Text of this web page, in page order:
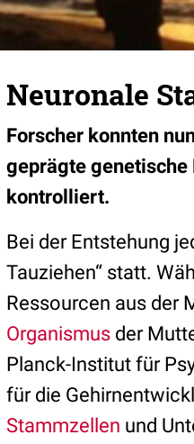
Neuronale
Forscher konnten
geprägte genetische
kontrolliert.
Bei der Entstehung
Tauziehen“ statt.
Ressourcen aus der
Organismus der
Planck-Institut für
für die
Stammzellen und